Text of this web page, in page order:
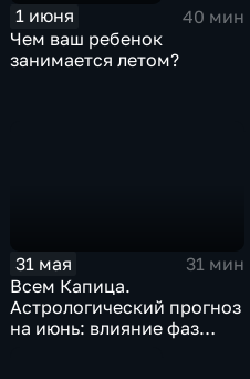
1 июня
40 мин
Чем ваш ребенок
занимается летом?
31 мая
31 мин
Всем Капица.
Астрологический прогноз
на июнь: влияние фаз